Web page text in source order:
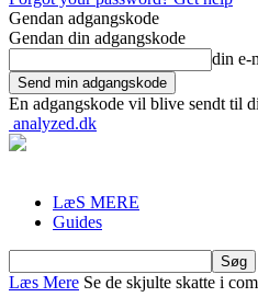
Gendan adgangskode
Gendan din adgangskode
din e-
En adgangskode vil blive sendt til
analyzed.dk
LæS MERE
Guides
Læs Mere Se de skjulte skatte i